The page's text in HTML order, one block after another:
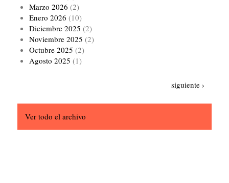
Marzo 2026 (2)
Enero 2026 (10)
Diciembre 2025 (2)
Noviembre 2025 (2)
Octubre 2025 (2)
Agosto 2025 (1)
Siguiente
siguiente ›
Ver todo el archivo